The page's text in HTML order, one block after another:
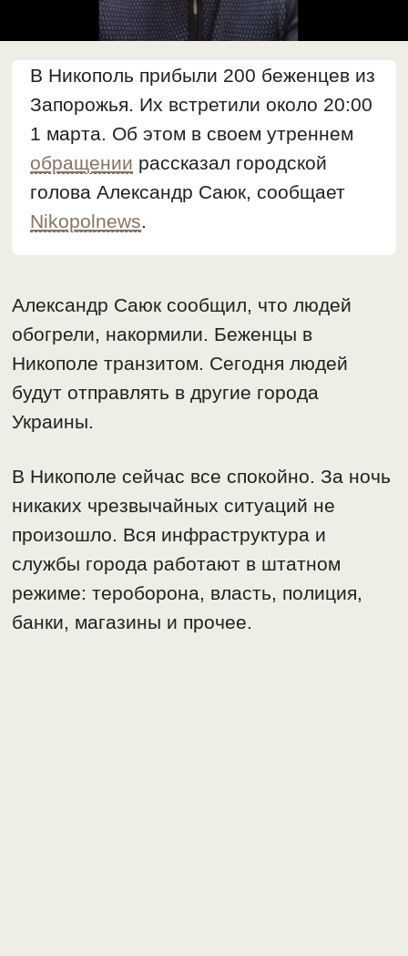
В Никополь прибыли 200 беженцев из
Запорожья. Их встретили около 20:00
1 марта. Об этом в своем утреннем
обращении рассказал городской
голова Александр Саюк, сообщает
Nikopolnews.
Александр Саюк сообщил, что людей
обогрели, накормили. Беженцы в
Никополе транзитом. Сегодня людей
будут отправлять в другие города
Украины.
В Никополе сейчас все спокойно. За ночь
никаких чрезвычайных ситуаций не
произошло. Вся инфраструктура и
службы города работают в штатном
режиме: тероборона, власть, полиция,
банки, магазины и прочее.